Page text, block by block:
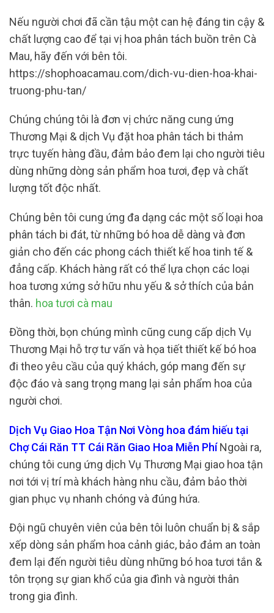
Nếu người chơi đã cần tậu một can hệ đáng tin cậy &
chất lượng cao để tại vị hoa phân tách buồn trên Cà
Mau, hãy đến với bên tôi.
https://shophoacamau.com/dich-vu-dien-hoa-khai-
truong-phu-tan/
Chúng chúng tôi là đơn vị chức năng cung ứng
Thương Mại & dịch Vụ đặt hoa phân tách bi thảm
trực tuyến hàng đầu, đảm bảo đem lại cho người tiêu
dùng những dòng sản phẩm hoa tươi, đẹp và chất
lượng tốt độc nhất.
Chúng bên tôi cung ứng đa dạng các một số loại hoa
phân tách bi đát, từ những bó hoa dễ dàng và đơn
giản cho đến các phong cách thiết kế hoa tinh tế &
đẳng cấp. Khách hàng rất có thể lựa chọn các loại
hoa tương xứng sở hữu nhu yếu & sở thích của bản
thân. hoa tươi cà mau
Đồng thời, bọn chúng mình cũng cung cấp dịch Vụ
Thương Mại hỗ trợ tư vấn và họa tiết thiết kế bó hoa
đi theo yêu cầu của quý khách, góp mang đến sự
độc đáo và sang trọng mang lại sản phẩm hoa của
người chơi.
Dịch Vụ Giao Hoa Tận Nơi Vòng hoa đám hiếu tại
Chợ Cái Răn TT Cái Răn Giao Hoa Miễn PhíNgoài ra,
chúng tôi cung ứng dịch Vụ Thương Mại giao hoa tận
nơi tới vị trí mà khách hàng nhu cầu, đảm bảo thời
gian phục vụ nhanh chóng và đúng hứa.
Đội ngũ chuyên viên của bên tôi luôn chuẩn bị & sắp
xếp dòng sản phẩm hoa cảnh giác, bảo đảm an toàn
đem lại đến người tiêu dùng những bó hoa tươi tắn &
tôn trọng sự gian khổ của gia đình và người thân
trong gia đình.